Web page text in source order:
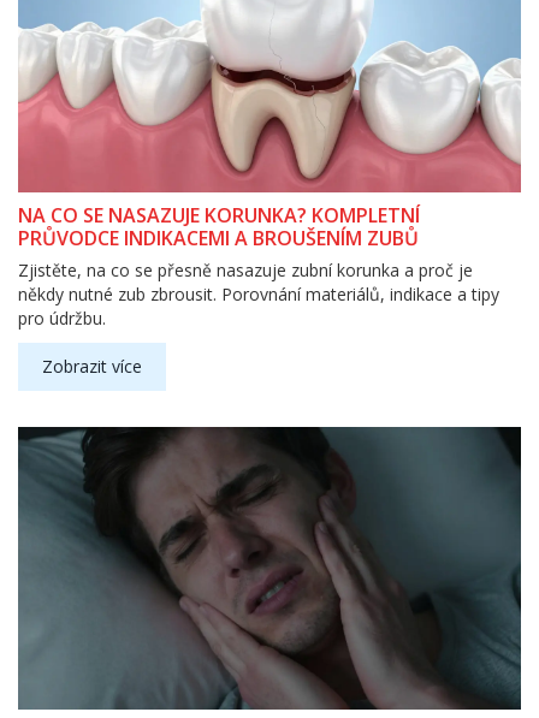
NA CO SE NASAZUJE KORUNKA? KOMPLETNÍ
PRŮVODCE INDIKACEMI A BROUŠENÍM ZUBŮ
Zjistěte, na co se přesně nasazuje zubní korunka a proč je
někdy nutné zub zbrousit. Porovnání materiálů, indikace a tipy
pro údržbu.
Zobrazit více